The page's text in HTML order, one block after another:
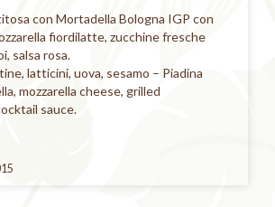
con Mortadella Bologna IGP con
fiordilatte, zucchine fresche
salsa rosa.
latticini, uova, sesamo – Piadina
mozzarella cheese, grilled
sauce.